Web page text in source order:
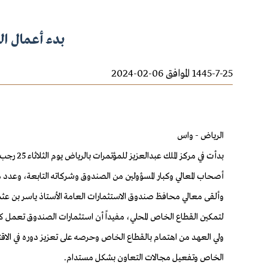
بدء أعمال
1445-7-25 الموافق 06-02-2024
الرياض - واس
أصحاب المعالي وكبار المسؤولين من الصندوق وشركاته التابعة،
وألقى معالي محافظ صندوق الاستثمارات العامة الأستاذ ياسر بن
لتمكين القطاع الخاص المحلي، مفيداً أن استثمارات الصندوق تعمل
الخاص وتفعيل مجالات التعاون بشكل مستدام.